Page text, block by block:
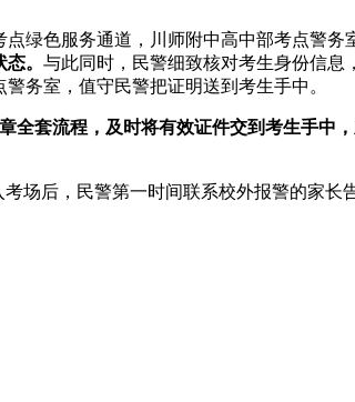
绿色服务通道，川师附中高中部考点警务
。 与此同时，民警细致核对考生身份信
务室，值守民警把证明送到考生手中。
全套流程，及时将有效证件交到考生手中，
场后，民警第一时间联系校外报警的家长